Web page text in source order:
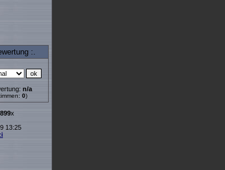
:.
n/a
0)
899x
13:25